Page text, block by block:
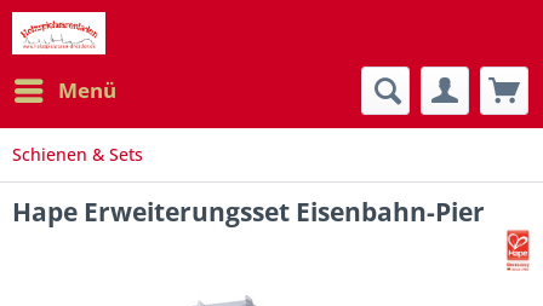
Menü
Schienen & Sets
Hape Erweiterungsset Eisenbahn-Pier